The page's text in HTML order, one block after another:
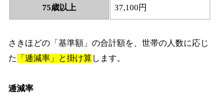
75歳以上 37,100円
さきほどの「基準額」の合計額を、世帯の人数に応じ
た
「逓減率」と掛け算します。
逓減率